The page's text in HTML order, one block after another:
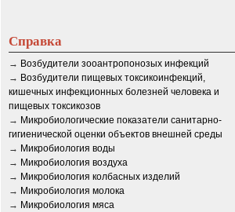
Справка
→ Возбудители зооантропонозых инфекций
→ Возбудители пищевых токсикоинфекций,
кишечных инфекционных болезней человека и
пищевых токсикозов
→ Микробиологические показатели санитарно-
гигиенической оценки объектов внешней среды
→ Микробиология воды
→ Микробиология воздуха
→ Микробиология колбасных изделий
→ Микробиология молока
→ Микробиология мяса